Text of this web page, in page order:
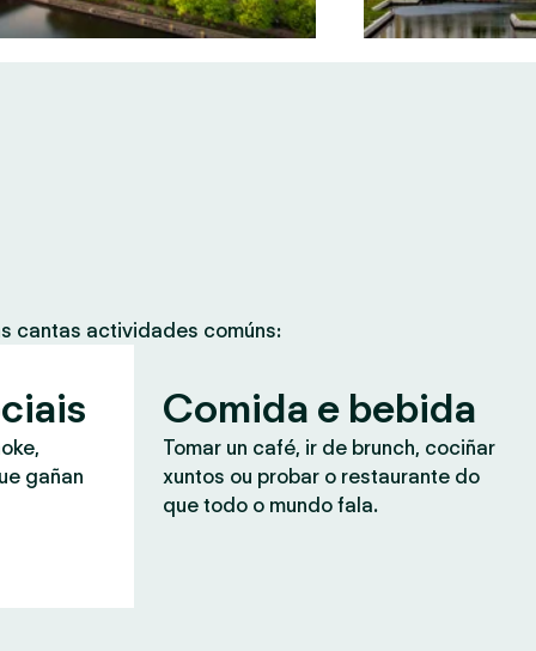
cantas actividades comúns:
gañan
Comida e bebida
Tomar un café, ir de brunch, cociñar
xuntos ou probar o restaurante do
que todo o mundo fala.